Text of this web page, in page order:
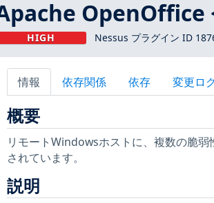
OpenOffice
HIGH Nessus プラグイン ID
情報 依存関係 依存 変更ロ
概要
リモートWindowsホストに、複数の脆
されています。
説明